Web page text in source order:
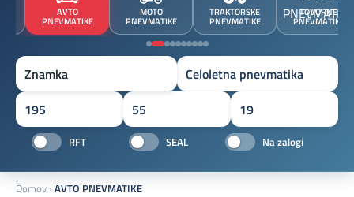
AVTO
PNEVMATIKE
MOTO
PNEVMATIKE
TRAKTORSKE
PNEVMATIKE
TOVORNE
PNEVMATIKE
Znamka
RFT SEAL Na zalogi
Domov ›AVTO PNEVMATIKE